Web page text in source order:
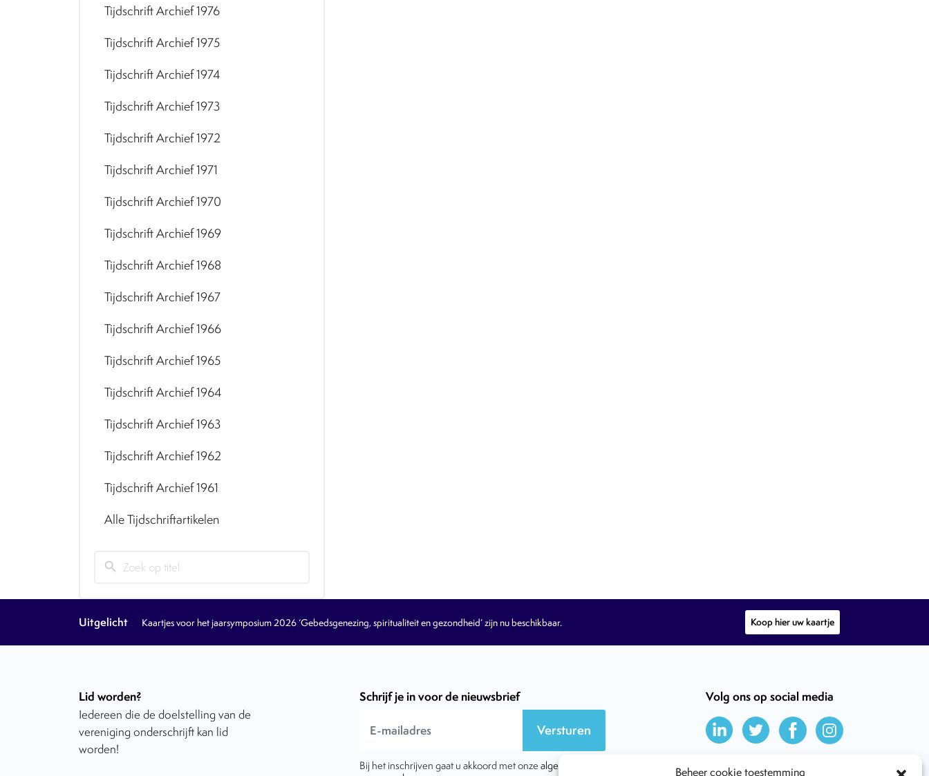
Beheer cookie toestemming
Tijdschrift Archief 1976
Tijdschrift Archief 1975
Tijdschrift Archief 1974
Tijdschrift Archief 1973
Tijdschrift Archief 1972
Tijdschrift Archief 1971
Tijdschrift Archief 1970
Tijdschrift Archief 1969
Tijdschrift Archief 1968
Tijdschrift Archief 1967
Tijdschrift Archief 1966
Tijdschrift Archief 1965
Tijdschrift Archief 1964
Tijdschrift Archief 1963
Tijdschrift Archief 1962
Tijdschrift Archief 1961
Alle Tijdschriftartikelen
search
Uitgelicht Kaartjes voor het jaarsymposium 2026 ‘Gebedsgenezing, spiritualiteit en gezondheid’ zijn nu beschikbaar. Koop hier uw kaartje
Lid worden?
Iedereen die de doelstelling van de
vereniging onderschrijft kan lid
worden!
Schrijf je in voor de nieuwsbrief
Versturen
Bij het inschrijven gaat u akkoord met onze algemene
Volg ons op social media